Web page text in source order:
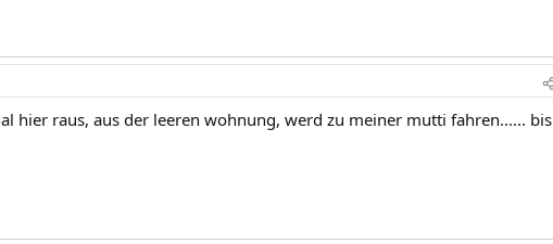
hier raus, aus der leeren wohnung, werd zu meiner mutti fahren...... bis